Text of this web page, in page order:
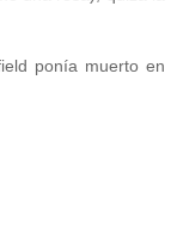
ponía muerto en